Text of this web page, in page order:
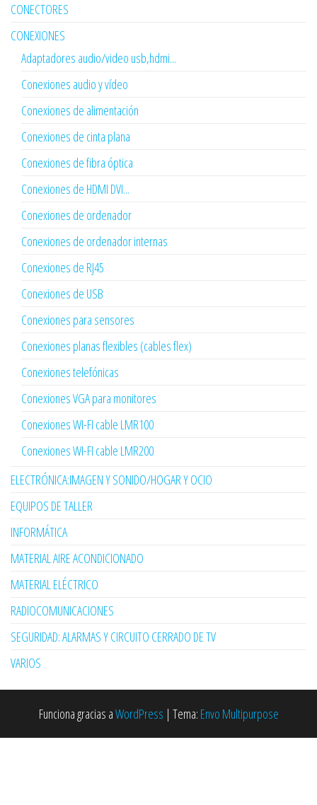
CONECTORES
CONEXIONES
Adaptadores audio/video usb,hdmi...
Conexiones audio y vídeo
Conexiones de alimentación
Conexiones de cinta plana
Conexiones de fibra óptica
Conexiones de HDMI DVI...
Conexiones de ordenador
Conexiones de ordenador internas
Conexiones de RJ45
Conexiones de USB
Conexiones para sensores
Conexiones planas flexibles (cables flex)
Conexiones telefónicas
Conexiones VGA para monitores
Conexiones WI-FI cable LMR100
Conexiones WI-FI cable LMR200
ELECTRÓNICA:IMAGEN Y SONIDO/HOGAR Y OCIO
EQUIPOS DE TALLER
INFORMÁTICA
MATERIAL AIRE ACONDICIONADO
MATERIAL ELÉCTRICO
RADIOCOMUNICACIONES
SEGURIDAD: ALARMAS Y CIRCUITO CERRADO DE TV
VARIOS
Funciona gracias aWordPress | Tema: Envo Multipurpose